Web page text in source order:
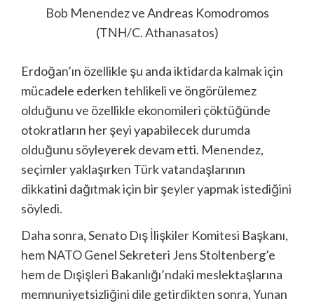
Bob Menendez ve Andreas Komodromos
(ΤΝΗ/C. Athanasatos)
Erdoğan’ın özellikle şu anda iktidarda kalmak için
mücadele ederken tehlikeli ve öngörülemez
olduğunu ve özellikle ekonomileri çöktüğünde
otokratların her şeyi yapabilecek durumda
olduğunu söyleyerek devam etti. Menendez,
seçimler yaklaşırken Türk vatandaşlarının
dikkatini dağıtmak için bir şeyler yapmak istediğini
söyledi.
Daha sonra, Senato Dış İlişkiler Komitesi Başkanı,
hem NATO Genel Sekreteri Jens Stoltenberg’e
hem de Dışişleri Bakanlığı’ndaki meslektaşlarına
memnuniyetsizliğini dile getirdikten sonra, Yunan